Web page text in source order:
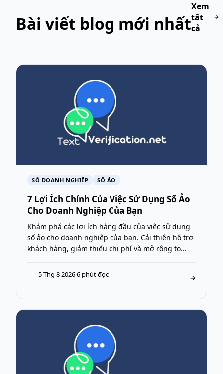
Bài viết blog mới nhất
Xem
tất
cả
SỐ DOANH NGHIỆP SỐ ẢO
7 Lợi Ích Chính Của Việc Sử Dụng Số Ảo
Cho Doanh Nghiệp Của Bạn
Khám phá các lợi ích hàng đầu của việc sử dụng
số ảo cho doanh nghiệp của bạn. Cải thiện hỗ trợ
khách hàng, giảm thiểu chi phí và mở rộng to...
5 Thg 8 2026·6 phút đọc →